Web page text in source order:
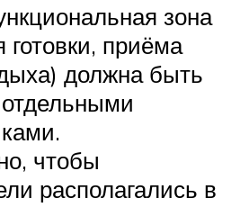
зона
готовки, приёма
должна быть
чтобы
располагались в